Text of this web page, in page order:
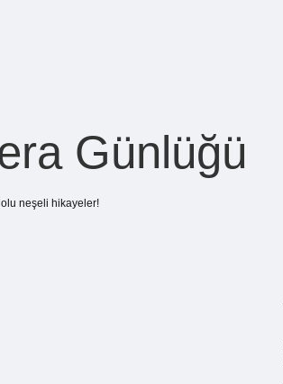
Günlüğü
neşeli hikayeler!